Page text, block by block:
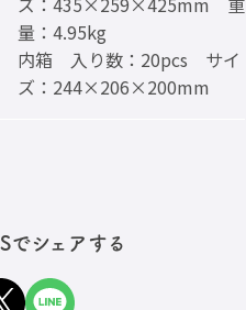
量：4.95kg
内箱 入り数：20pcs サイ
ズ：244×206×200mm
でシェアする